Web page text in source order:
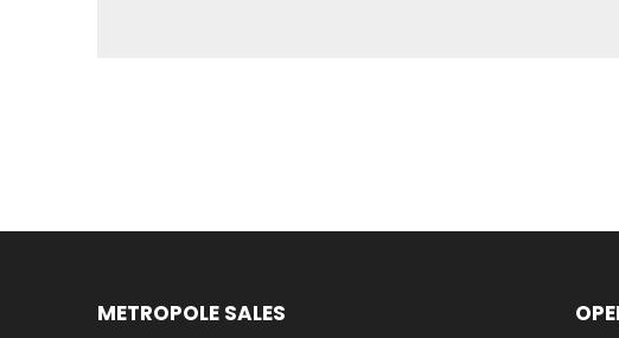
METROPOLE SALES